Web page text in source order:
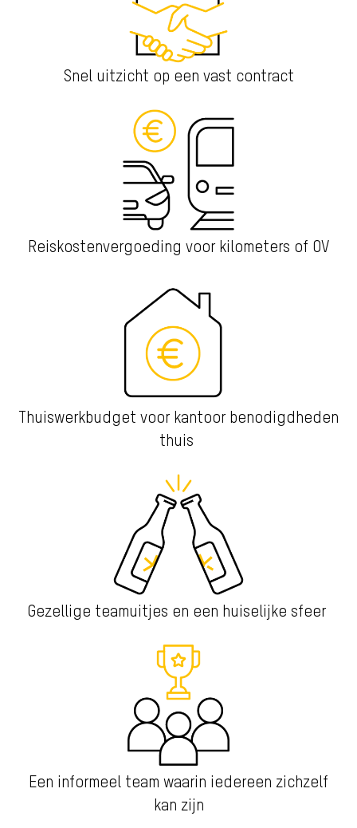
Snel uitzicht op een vast contract
Reiskostenvergoeding voor kilometers of OV
Thuiswerkbudget voor kantoor benodigdheden
thuis
Gezellige teamuitjes en een huiselijke sfeer
Een informeel team waarin iedereen zichzelf
kan zijn